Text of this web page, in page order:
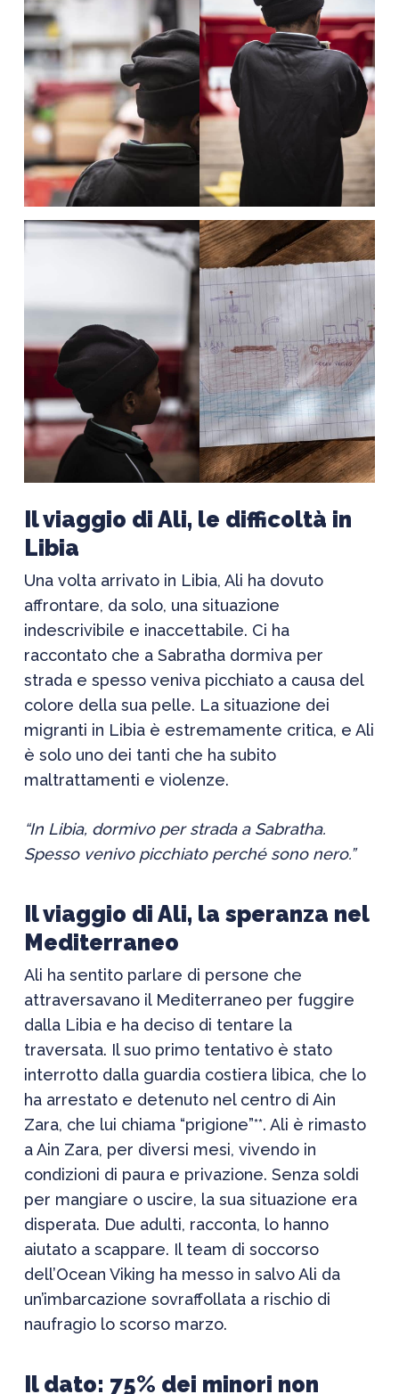
Il viaggio di Ali, le difficoltà in
Libia
Una volta arrivato in Libia, Ali ha dovuto
affrontare, da solo, una situazione
indescrivibile e inaccettabile. Ci ha
raccontato che a Sabratha dormiva per
strada e spesso veniva picchiato a causa del
colore della sua pelle. La situazione dei
migranti in Libia è estremamente critica, e Ali
è solo uno dei tanti che ha subito
maltrattamenti e violenze.
“In Libia, dormivo per strada a Sabratha.
Spesso venivo picchiato perché sono nero.”
Il viaggio di Ali, la speranza nel
Mediterraneo
Ali ha sentito parlare di persone che
attraversavano il Mediterraneo per fuggire
dalla Libia e ha deciso di tentare la
traversata. Il suo primo tentativo è stato
interrotto dalla guardia costiera libica, che lo
ha arrestato e detenuto nel centro di Ain
Zara, che lui chiama “prigione”**. Ali è rimasto
a Ain Zara, per diversi mesi, vivendo in
condizioni di paura e privazione. Senza soldi
per mangiare o uscire, la sua situazione era
disperata. Due adulti, racconta, lo hanno
aiutato a scappare. Il team di soccorso
dell’Ocean Viking ha messo in salvo Ali da
un’imbarcazione sovraffollata a rischio di
naufragio lo scorso marzo.
Il dato: 75% dei minori non